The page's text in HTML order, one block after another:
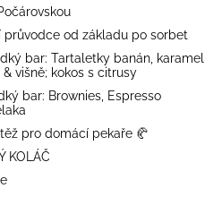
průvodce od základu po sorbet
bar: Tartaletky banán, karamel
višně; kokos s citrusy
bar: Brownies, Espresso
pro domácí pekaře 🥐
KOLÁČ